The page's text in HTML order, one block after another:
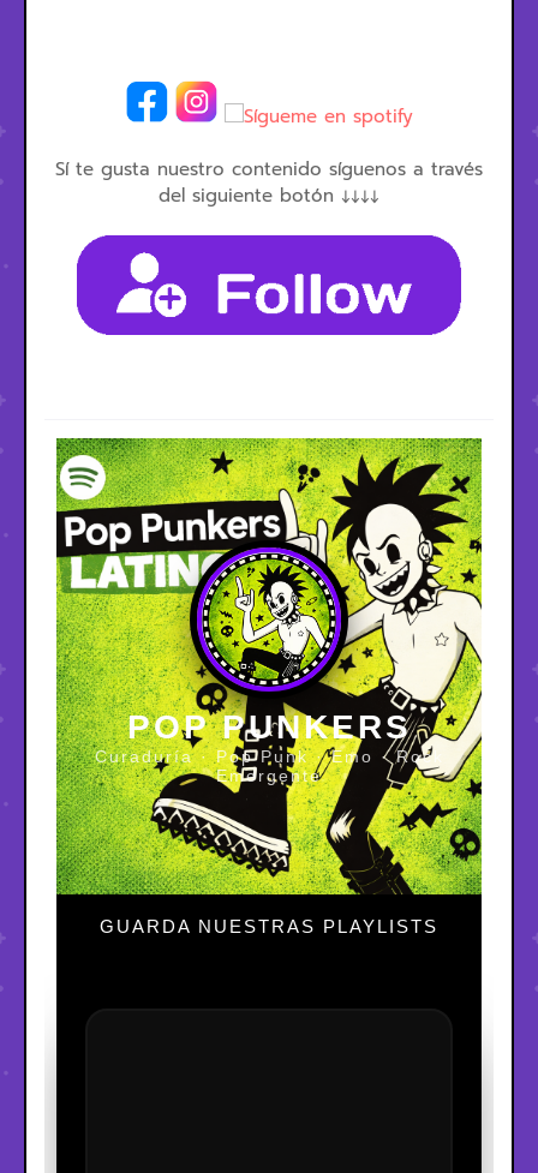
Sí te gusta nuestro contenido síguenos a través
del siguiente botón ↓↓↓↓
POP PUNKERS
Curaduría · Pop Punk · Emo · Rock
Emergente
GUARDA NUESTRAS PLAYLISTS